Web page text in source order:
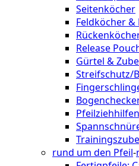
Seitenköcher
Feldköcher
Release
Gürtel &
Streifschutz/
rund um den Pfeil-